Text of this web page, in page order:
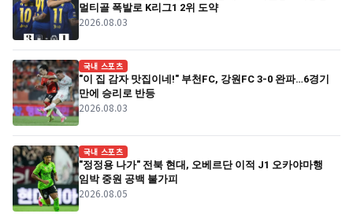
멀티골 폭발로 K리그1 2위 도약
2026.08.03
국내 스포츠
"이 집 감자 맛집이네!" 부천FC, 강원FC 3-0 완파…6경기
만에 승리로 반등
2026.08.03
국내 스포츠
"정정용 나가" 전북 현대, 오베르단 이적 J1 오카야마행
임박 중원 공백 불가피
2026.08.05